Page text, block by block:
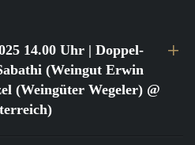
14.00 Uhr | Doppel-
(Weingut Erwin
(Weingüter Wegeler) @